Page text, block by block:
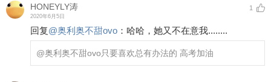
HONEYLY涛
2020年6月5日
1
回复@奥利奥不甜ovo ： 哈哈，她又不在意我........
@奥利奥不甜ovo只要喜欢总有办法的 高考加油